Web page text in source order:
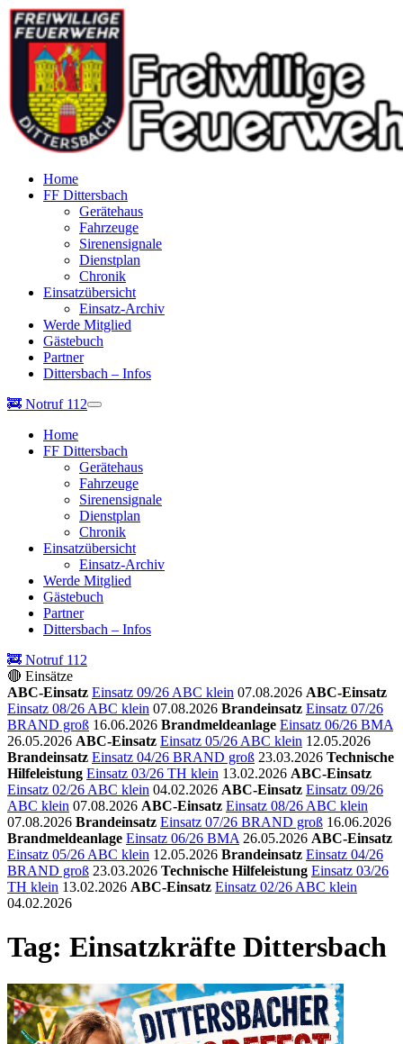
Home
FF Dittersbach
Gerätehaus
Fahrzeuge
Sirenensignale
Dienstplan
Chronik
Einsatzübersicht
Einsatz-Archiv
Werde Mitglied
Gästebuch
Partner
Dittersbach – Infos
🚒 Notruf 112
Home
FF Dittersbach
Gerätehaus
Fahrzeuge
Sirenensignale
Dienstplan
Chronik
Einsatzübersicht
Einsatz-Archiv
Werde Mitglied
Gästebuch
Partner
Dittersbach – Infos
🚒 Notruf 112
🔴 Einsätze
ABC-Einsatz Einsatz 09/26 ABC klein 07.08.2026 ABC-Einsatz
Einsatz 08/26 ABC klein 07.08.2026 Brandeinsatz Einsatz 07/26
BRAND groß 16.06.2026 Brandmeldeanlage Einsatz 06/26 BMA
26.05.2026 ABC-Einsatz Einsatz 05/26 ABC klein 12.05.2026
Brandeinsatz Einsatz 04/26 BRAND groß 23.03.2026 Technische
Hilfeleistung Einsatz 03/26 TH klein 13.02.2026 ABC-Einsatz
Einsatz 02/26 ABC klein 04.02.2026 ABC-Einsatz Einsatz 09/26
ABC klein 07.08.2026 ABC-Einsatz Einsatz 08/26 ABC klein
07.08.2026 Brandeinsatz Einsatz 07/26 BRAND groß 16.06.2026
Brandmeldeanlage Einsatz 06/26 BMA 26.05.2026 ABC-Einsatz
Einsatz 05/26 ABC klein 12.05.2026 Brandeinsatz Einsatz 04/26
BRAND groß 23.03.2026 Technische Hilfeleistung Einsatz 03/26
TH klein 13.02.2026 ABC-Einsatz Einsatz 02/26 ABC klein
04.02.2026
Tag: Einsatzkräfte Dittersbach